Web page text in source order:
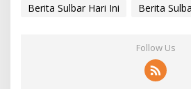
Berita Sulbar Hari Ini Berita
Follow Us